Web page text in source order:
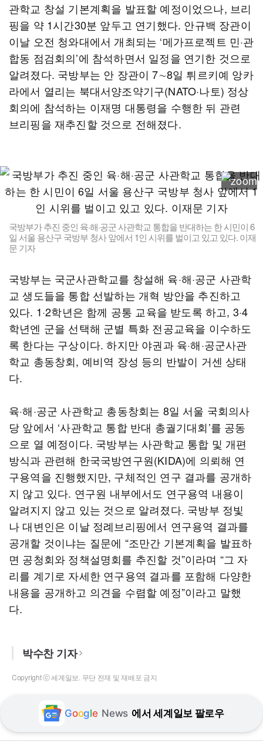
관학교 창설 기본계획을 발표할 예정이었으나, 브리
핑을 약 1시간30분 앞두고 연기했다. 안규백 장관이
이날 오전 청와대에서 개최되는 ‘메가프로젝트 민·관
합동 점검회의’에 참석하면서 일정을 연기한 것으로
알려졌다. 국방부는 안 장관이 7∼8일 튀르키예 앙카
라에서 열리는 북대서양조약기구(NATO·나토) 정상
회의에 참석하는 이재명 대통령을 수행한 뒤 관련
브리핑을 재추진할 것으로 전해졌다.
국방부가 추진 중인 육·해·공군 사관학교 통합을 반대하는 한 시민이 6
일 서울 용산구 국방부 청사 앞에서 1인 시위를 벌이고 있고 있다. 이재
문 기자
국방부는 국군사관학교를 창설해 육·해·공군 사관학
교 생도들을 통합 선발하는 개혁 방안을 추진하고
있다. 1·2학년은 함께 공통 교육을 받도록 하고, 3·4
학년엔 군을 선택해 군별 특화 전공교육을 이수하도
록 한다는 구상이다. 하지만 야권과 육·해·공군사관
학교 총동창회, 예비역 장성 등의 반발이 거센 상태
다.
육·해·공군 사관학교 총동창회는 8일 서울 국회의사
당 앞에서 ‘사관학교 통합 반대 총궐기대회’를 공동
으로 열 예정이다. 국방부는 사관학교 통합 및 개편
방식과 관련해 한국국방연구원(KIDA)에 의뢰해 연
구용역을 진행했지만, 구체적인 연구 결과를 공개하
지 않고 있다. 연구원 내부에서도 연구용역 내용이
알려지지 않고 있는 것으로 알려졌다. 국방부 정빛
나 대변인은 이날 정례브리핑에서 연구용역 결과를
공개할 것이냐는 질문에 “조만간 기본계획을 발표하
면 공청회와 정책설명회를 추진할 것”이라며 “그 자
리를 계기로 자세한 연구용역 결과를 포함해 다양한
내용을 공개하고 의견을 수렴할 예정”이라고 말했
다.
박수찬 기자
Copyright ⓒ 세계일보. 무단 전재 및 재배포 금지
Google News 에서 세계일보 팔로우